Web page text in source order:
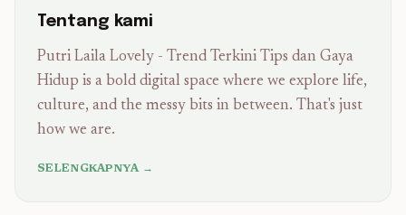
Tentang kami
Putri Laila Lovely - Trend Terkini Tips dan Gaya
Hidup is a bold digital space where we explore life,
culture, and the messy bits in between. That's just
how we are.
SELENGKAPNYA →